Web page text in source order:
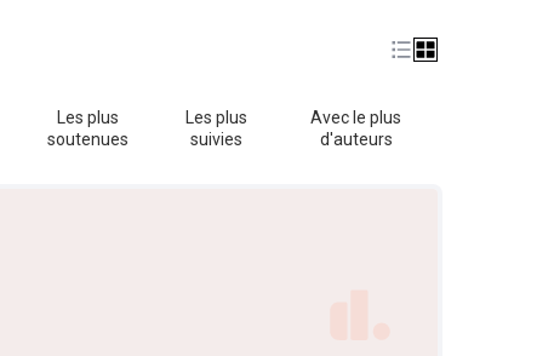
Les plus
soutenues
Les plus
suivies
Avec le plus
d'auteurs